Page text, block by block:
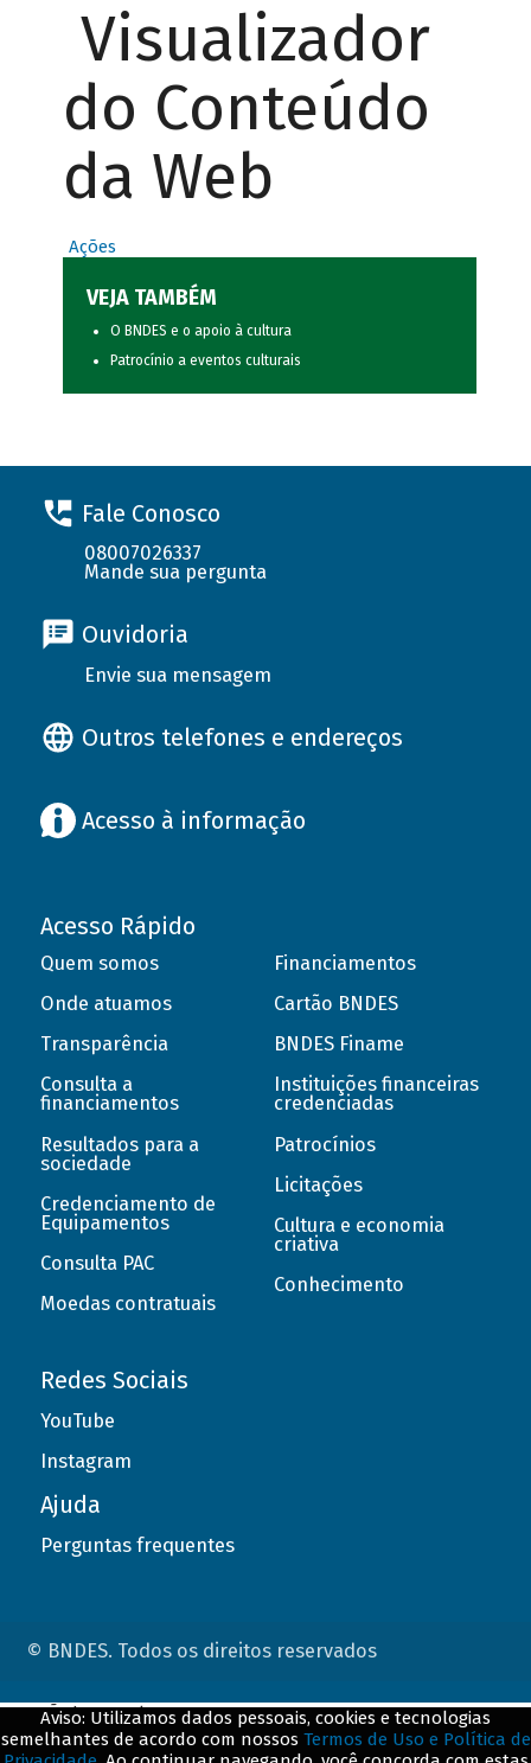
Visualizador
do Conteúdo
da Web
Ações
VEJA TAMBÉM
O BNDES e o apoio à cultura
Patrocínio a eventos culturais
Fale Conosco
08007026337
Mande sua pergunta
Ouvidoria
Envie sua mensagem
Outros telefones e endereços
Acesso à informação
Acesso Rápido
Quem somos
Onde atuamos
Transparência
Consulta a
financiamentos
Resultados para a
sociedade
Credenciamento de
Equipamentos
Consulta PAC
Moedas contratuais
Financiamentos
Cartão BNDES
BNDES Finame
Instituições financeiras
credenciadas
Patrocínios
Licitações
Cultura e economia
criativa
Conhecimento
Redes Sociais
YouTube
Instagram
Ajuda
Perguntas frequentes
© BNDES. Todos os direitos reservados
Aviso: Utilizamos dados pessoais, cookies e tecnologias
semelhantes de acordo com nossos Termos de Uso e Política de
ConteÃºdo complementar
${title}${badge}